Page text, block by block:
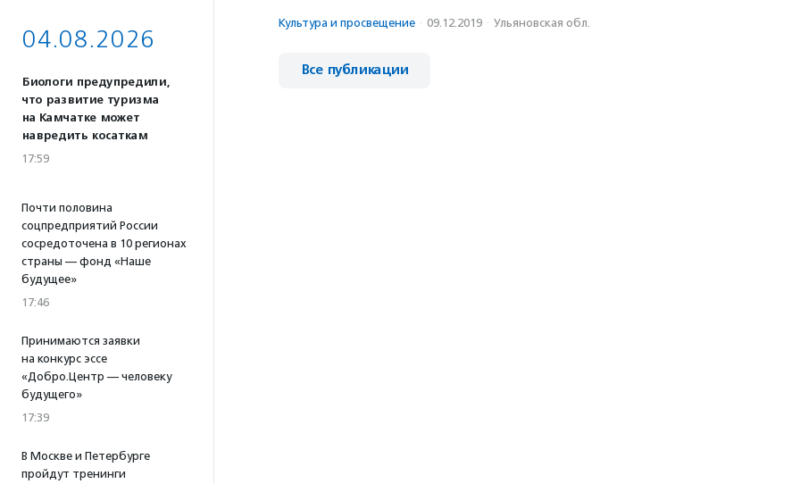
04.08.2026
Биологи предупредили,
что развитие туризма
на Камчатке может
навредить косаткам
17:59
Почти половина
соцпредприятий России
сосредоточена в 10 регионах
страны — фонд «Наше
будущее»
17:46
Принимаются заявки
на конкурс эссе
«Добро.Центр — человеку
будущего»
17:39
В Москве и Петербурге
пройдут тренинги
Культура и просвещение · 09.12.2019 · Ульяновская обл.
Все публикации